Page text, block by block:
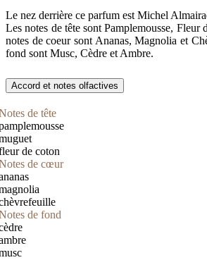
Le nez derrière ce parfum est Michel
Les notes de tête sont Pamplemousse, Fleur
notes de coeur sont Ananas, Magnolia et
fond sont Musc, Cèdre et Ambre.
Accord et notes olfactives
de tête
de coton
de cœur
de fond